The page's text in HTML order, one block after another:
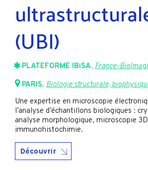
(UBI)
PLATEFORME IBiSA, France-
PARIS, Biologie structurale,
Une expertise en microscopie
l’analyse d’échantillons biologiques :
analyse morphologique, microscopie
immunohistochimie.
Découvrir